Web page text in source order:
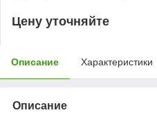
Цену уточняйте
Описание Характеристики
Описание